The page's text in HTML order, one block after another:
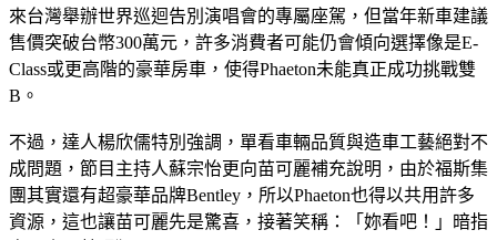
其奢華度確實還成為世界三大男高音之一的帕華洛帝在2005年
來台灣舉辦世界巡迴告別演唱會的專屬座駕，但當年新車建議
售價突破台幣300萬元，許多消費者可能仍會傾向選擇像是E-
Class或更高階的豪華房車，使得Phaeton未能真正成功挑戰雙
不過，達人楊欣儒特別強調，單看車輛品質與造車工藝絕對不
成問題，節目主持人蘇宗怡更向苗可麗補充說明，由於福斯集
團其實還有超豪華品牌Bentley，所以Phaeton也得以共用許多